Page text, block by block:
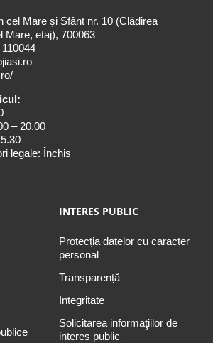
cel Mare și Sfânt nr. 10 (Clădirea
Mare, etaj), 700063
– 20.00
legale: Închis
INTERES PUBLIC
Protecția datelor cu caracter
personal
Transparență
Integritate
Solicitarea informaţiilor de
interes public